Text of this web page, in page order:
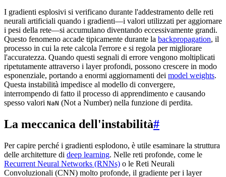
I gradienti esplosivi si verificano durante l'addestramento delle reti
neurali artificiali quando i gradienti—i valori utilizzati per aggiornare
i pesi della rete—si accumulano diventando eccessivamente grandi.
Questo fenomeno accade tipicamente durante la backpropagation, il
processo in cui la rete calcola l'errore e si regola per migliorare
l'accuratezza. Quando questi segnali di errore vengono moltiplicati
ripetutamente attraverso i layer profondi, possono crescere in modo
esponenziale, portando a enormi aggiornamenti dei model weights.
Questa instabilità impedisce al modello di convergere,
interrompendo di fatto il processo di apprendimento e causando
spesso valori NaN (Not a Number) nella funzione di perdita.
La meccanica dell'instabilità#
Per capire perché i gradienti esplodono, è utile esaminare la struttura
delle architetture di deep learning. Nelle reti profonde, come le
Recurrent Neural Networks (RNNs) o le Reti Neurali
Convoluzionali (CNN) molto profonde, il gradiente per i layer